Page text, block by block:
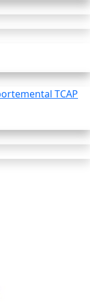
TCAP